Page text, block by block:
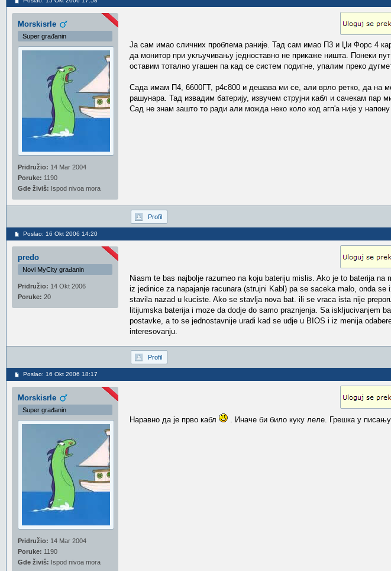
Morskisrle
Super građanin
Pridružio: 14 Mar 2004
Poruke: 1190
Gde živiš: Ispod nivoa mora
Ја сам имао сличних проблема раније. Тад сам имао П3 и Џи Форс 4
да монитор при укључивању једноставно не прикаже ништа. Понеки
оставим тотално угашен па кад се систем подигне, упалим преко
Сада имам П4, 6600ГТ, p4c800 и дешава ми се, али врло ретко, да на
рашунара. Тад извадим батерију, извучем струјни кабл и сачекам пар
Сад не знам зашто то ради али можда неко коло код агп'а није у
Profil
Poslao: 16 Okt 2006 14:20
predo
Novi MyCity građanin
Pridružio: 14 Okt 2006
Poruke: 20
Niasm te bas najbolje razumeo na koju bateriju mislis. Ako je to baterija
iz jedinice za napajanje racunara (strujni Kabl) pa se saceka malo, onda
stavila nazad u kuciste. Ako se stavlja nova bat. ili se vraca ista nije
litijumska baterija i moze da dodje do samo praznjenja. Sa iskljucivanjem
postavke, a to se jednostavnije uradi kad se udje u BIOS i iz menija
interesovanju.
Profil
Poslao: 16 Okt 2006 18:17
Morskisrle
Super građanin
Pridružio: 14 Mar 2004
Poruke: 1190
Gde živiš: Ispod nivoa mora
Наравно да је прво кабл . Иначе би било куку леле. Грешка у